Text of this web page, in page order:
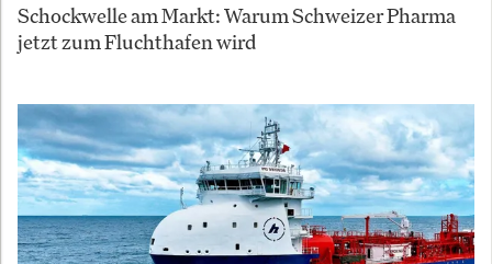
Schockwelle am Markt: Warum Schweizer Pharma
jetzt zum Fluchthafen wird